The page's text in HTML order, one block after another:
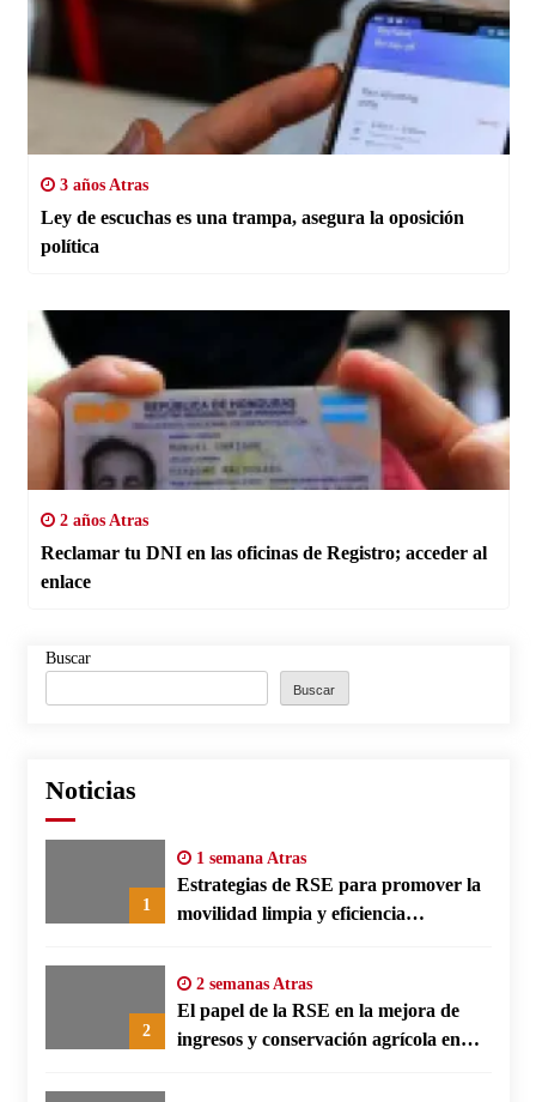
3 años Atras
Ley de escuchas es una trampa, asegura la oposición
política
2 años Atras
Reclamar tu DNI en las oficinas de Registro; acceder al
enlace
Buscar
Buscar
Noticias
1
1 semana Atras
Estrategias de RSE para promover la
movilidad limpia y eficiencia
2
2 semanas Atras
El papel de la RSE en la mejora de
ingresos y conservación agrícola en